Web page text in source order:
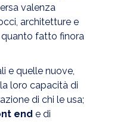
valenza
architetture e
fatto finora
e quelle nuove,
loro capacità di
di chi le usa;
end e di